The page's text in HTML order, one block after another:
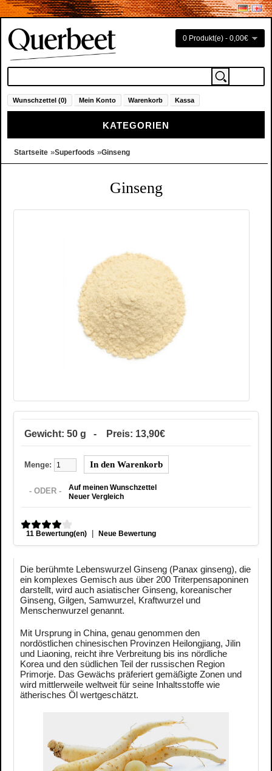
0 Produkt(e) - 0,00€
Wunschzettel (0) Mein Konto Warenkorb Kassa
KATEGORIEN
Startseite »Superfoods »Ginseng
Ginseng
Gewicht: 50 g - Preis: 13,90€
Menge:
- ODER -
Auf meinen Wunschzettel
Neuer Vergleich
11 Bewertung(en) | Neue Bewertung
Die berühmte Lebenswurzel Ginseng (Panax ginseng), die
ein komplexes Gemisch aus über 200 Triterpensaponinen
darstellt, wird auch asiatischer Ginseng, koreanischer
Ginseng, Gilgen, Samwurzel, Kraftwurzel und
Menschenwurzel genannt.
Mit Ursprung in China, genau genommen den
nordöstlichen chinesischen Provinzen Heilongjiang, Jilin
und Liaoning, reicht ihre Verbreitung bis ins nördliche
Korea und den südlichen Teil der russischen Region
Primorje. Das Gewächs präferiert gemäßigte Zonen und
wird mittlerweile weltweit für seine Inhaltsstoffe wie
ätherisches Öl wertgeschätzt.